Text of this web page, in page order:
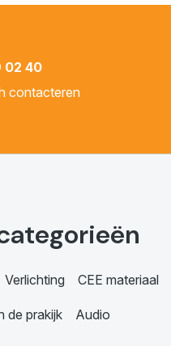
02 40
contacteren
Verlichting CEE materiaal
de prakijk Audio